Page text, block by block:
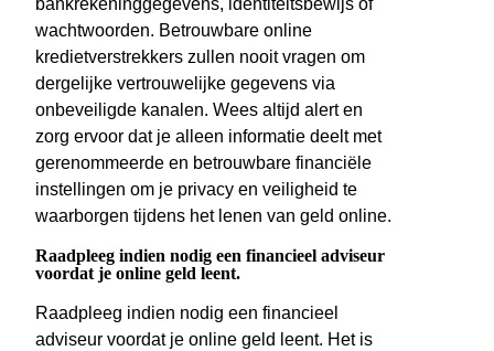
bankrekeninggegevens, identiteitsbewijs of
wachtwoorden. Betrouwbare online
kredietverstrekkers zullen nooit vragen om
dergelijke vertrouwelijke gegevens via
onbeveiligde kanalen. Wees altijd alert en
zorg ervoor dat je alleen informatie deelt met
gerenommeerde en betrouwbare financiële
instellingen om je privacy en veiligheid te
waarborgen tijdens het lenen van geld online.
Raadpleeg indien nodig een financieel adviseur
voordat je online geld leent.
Raadpleeg indien nodig een financieel
adviseur voordat je online geld leent. Het is